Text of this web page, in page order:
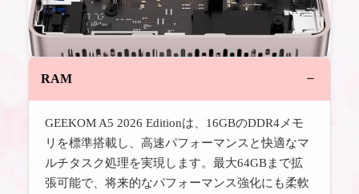
RAM
GEEKOM A5 2026 Editionは、16GBのDDR4メモ
リを標準搭載し、高速パフォーマンスと快適なマ
ルチタスク処理を実現します。最大64GBまで拡
張可能で、将来的なパフォーマンス強化にも柔軟